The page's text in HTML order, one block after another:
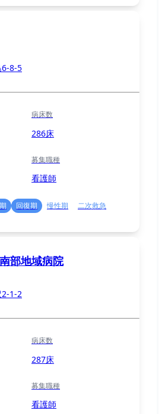
6-8-5
病床数
286床
募集職種
看護師
回復期 慢性期
二次救急
部地域病院
2-1-2
病床数
287床
募集職種
看護師